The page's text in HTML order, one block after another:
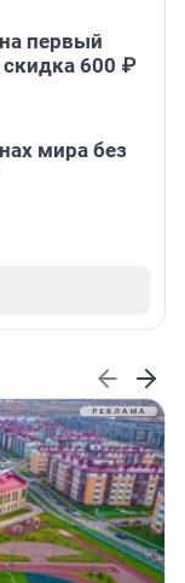
первый
600 ₽
мира без